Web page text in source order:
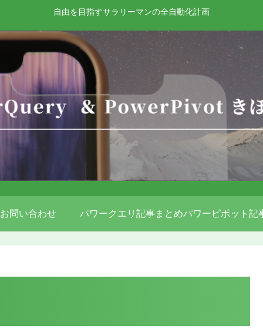
自由を目指すサラリーマンの全自動化計画
お問い合わせ パワークエリ記事まとめ